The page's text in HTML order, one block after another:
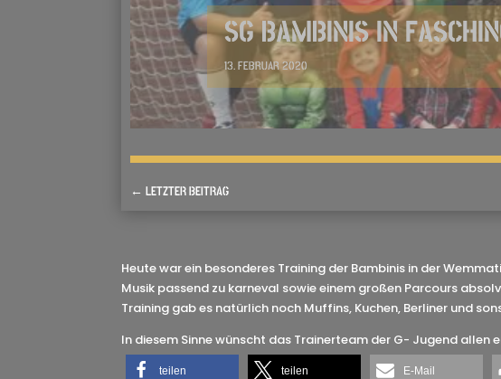
SG BAMBINIS IN
13. FEBRUAR 2020
←LETZTER BEITRAG
Heute war ein besonderes Training der Bambinis in der
Musik passend zu karneval sowie einem großen Parcours
Training gab es natürlich noch Muffins, Kuchen, Berliner und
In diesem Sinne wünscht das Trainerteam der G- Jugend allen
teilen teilen E-Mail